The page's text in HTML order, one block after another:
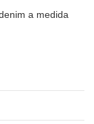
a medida